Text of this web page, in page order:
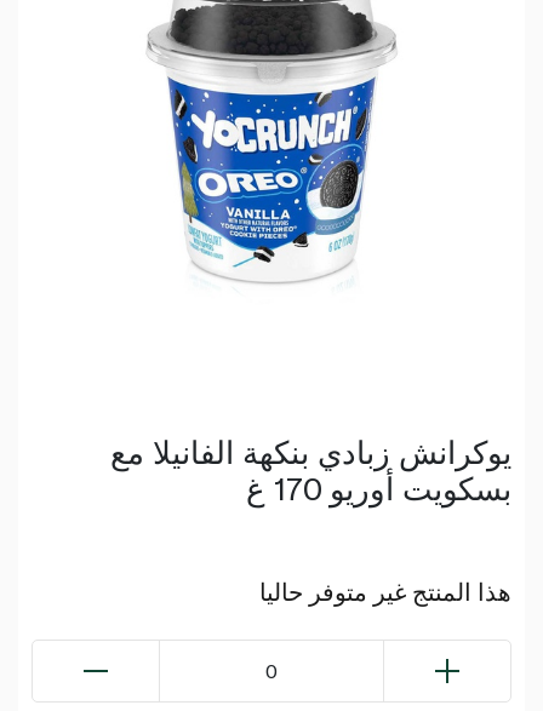
يوكرانش زبادي بنكهة الفانيلا مع
بسكويت أوريو 170 غ
هذا المنتج غير متوفر حاليا
0